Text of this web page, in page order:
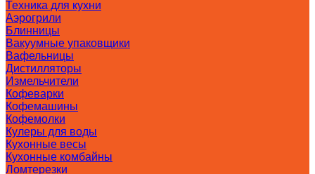
Техника для кухни
Аэрогрили
Блинницы
Вакуумные упаковщики
Вафельницы
Дистилляторы
Измельчители
Кофеварки
Кофемашины
Кофемолки
Кулеры для воды
Кухонные весы
Кухонные комбайны
Ломтерезки